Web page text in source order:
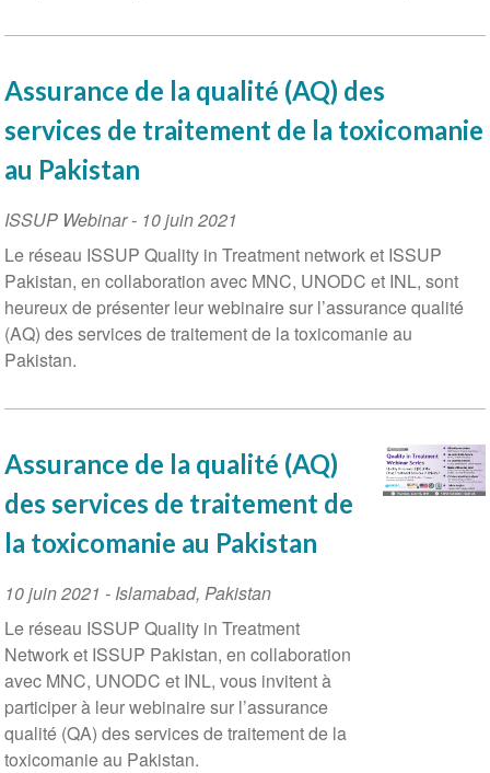
Assurance de la qualité (AQ) des
services de traitement de la toxicomanie
au Pakistan
ISSUP Webinar- 10 juin 2021
Le réseau ISSUP Quality in Treatment network et ISSUP
Pakistan, en collaboration avec MNC, UNODC et INL, sont
heureux de présenter leur webinaire sur l’assurance qualité
(AQ) des services de traitement de la toxicomanie au
Pakistan.
Assurance de la qualité (AQ)
des services de traitement de
la toxicomanie au Pakistan
Event
Date
10 juin 2021 - Islamabad, Pakistan
Le réseau ISSUP Quality in Treatment
Network et ISSUP Pakistan, en collaboration
avec MNC, UNODC et INL, vous invitent à
participer à leur webinaire sur l’assurance
qualité (QA) des services de traitement de la
toxicomanie au Pakistan.